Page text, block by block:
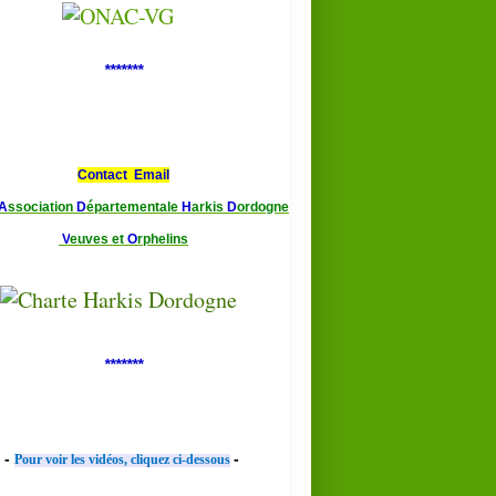
*******
Contact Email
ssociation Départementale Harkis Dordogne
Veuves et Orphelins
*******
- Pour voir les vidéos, cliquez ci-dessous -